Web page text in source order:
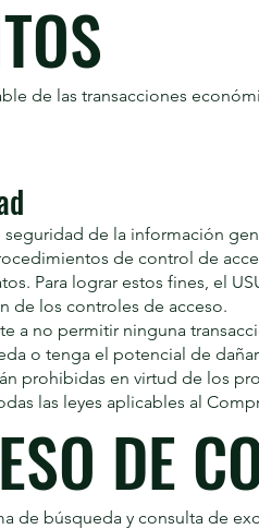
de las transacciones
de la información
de control de
Para lograr estos fines, el
de los controles de acceso.
a no permitir ninguna
o tenga el potencial de
prohibidas en virtud de los
las leyes aplicables al
DE
de búsqueda y consulta de